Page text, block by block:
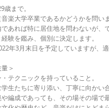
歳まで。
楽大学卒業であるかどうかを問い
であれば特に居住地を問わないが、
験を鑑み、個別に決定します。
年3月末日を予定していますが、
＞
テクニックを持っていること。
学生たちに寄り添い、丁寧に向かい
や編成であっても、その場その場で